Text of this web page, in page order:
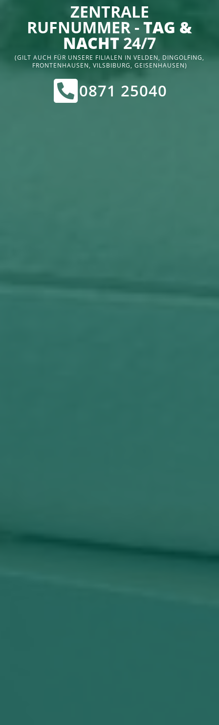
ZENTRALE
RUFNUMMER -TAG &
NACHT 24/7
(GILT AUCH FÜR UNSERE FILIALEN IN VELDEN, DINGOLFING,
FRONTENHAUSEN, VILSBIBURG, GEISENHAUSEN)
0871 25040